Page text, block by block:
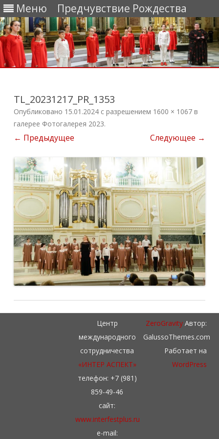
Меню Предчувствие Рождества
TL_20231217_PR_1353
Опубликовано 15.01.2024 с разрешением 1600 × 1067 в
галерее Фотогалерея 2023.
← Предыдущее Следующее →
Центр
международного
сотрудничества
«ИНТЕР АСПЕКТ»
телефон: +7 (981)
859-49-46
сайт:
www.interfestplus.ru
e-mail:
ZeroGravityАвтор:
GalussoThemes.com
Работает на
WordPress